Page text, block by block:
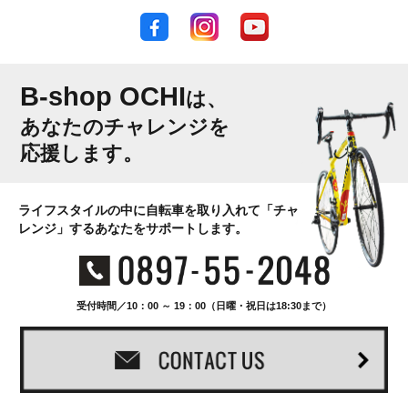
B-shop OCHIは、
あなたのチャレンジを
応援します。
ライフスタイルの中に自転車を取り入れて「チャ
レンジ」するあなたをサポートします。
受付時間／10：00 ～ 19：00（日曜・祝日は18:30まで）